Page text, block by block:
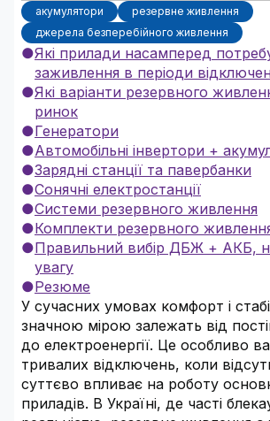
акумулятори
резервне живлення
джерела безперебійного живлення
Які прилади насамперед
заживлення в періоди
Які варіанти резервного
ринок
Генератори
Автомобільні інвертори +
Зарядні станції та павербанки
Сонячні електростанції
Системи резервного живлення
Комплекти резервного
Правильний вибір ДБЖ + АКБ,
увагу
Резюме
У сучасних умовах комфорт і
значною мірою залежать від
до електроенергії. Це особливо
тривалих відключень, коли
суттєво впливає на роботу
приладів. В Україні, де часті